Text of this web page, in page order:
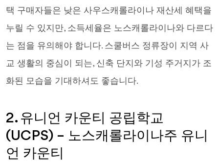
택 구매자들은 낮은 사우스캐롤라이나 재산세 혜택을
누릴 수 있지만, 소득세율은 노스캐롤라이나와 다르다
는 점을 유의해야 합니다. 스쿨버스 정류장이 지역 사
교 생활의 중심이 되는, 신축 단지와 기성 주거지가 조
화된 모습을 기대하셔도 좋습니다.
2. 유니언 카운티 공립학교
(UCPS) – 노스캐롤라이나주 유니
언 카운티